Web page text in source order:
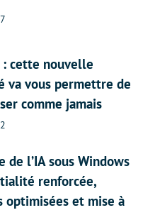
cette nouvelle
va vous permettre de
comme jamais
de l’IA sous Windows
renforcée,
optimisées et mise à